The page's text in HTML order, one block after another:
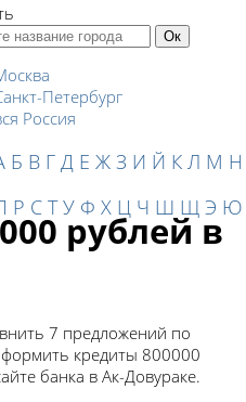
Петербург
Россия
Б В Г Д Е Ж З И Й К Л М Н
Р С Т У Ф Х Ц Ч Ш Щ Э Ю
рублей в
7 предложений по
кредиты 800000
банка в Ак-Довураке.